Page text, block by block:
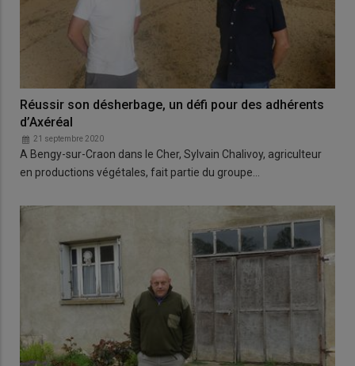
Réussir son désherbage, un défi pour des adhérents
d’Axéréal
21 septembre 2020
A Bengy-sur-Craon dans le Cher, Sylvain Chalivoy, agriculteur
en productions végétales, fait partie du groupe…